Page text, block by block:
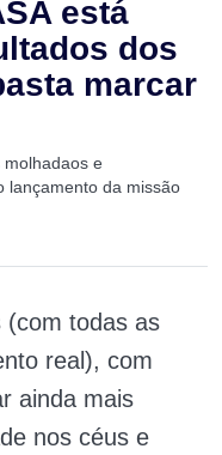
está
dos
marcar
molhadaos e
lançamento da missão
(com todas as
real), com
ainda mais
nos céus e